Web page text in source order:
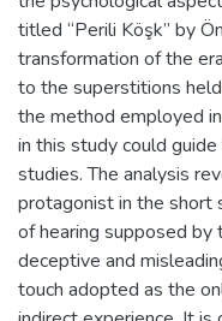
titled “Perili Köşk” by
transformation of the
to the superstitions
the method employed
in this study could
studies. The analysis
protagonist in the short
of hearing supposed
deceptive and
touch adopted as the